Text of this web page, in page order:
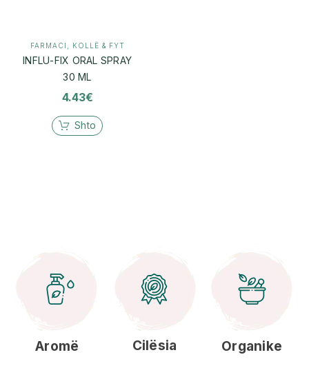
FARMACI KOLLË & FYT
INFLU-FIX ORAL SPRAY
30 ML
4.43€
Shto
Aromë Cilësia Organike